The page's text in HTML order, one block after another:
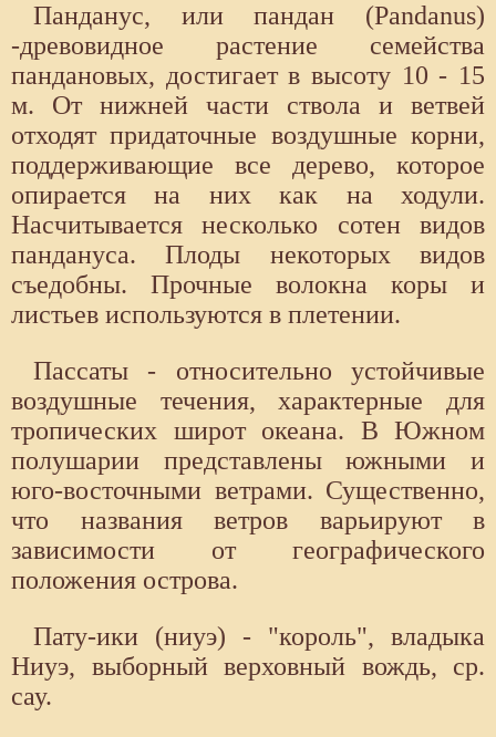
Панданус, или пандан (Pandanus)
-древовидное растение семейства
пандановых, достигает в высоту 10 - 15
м. От нижней части ствола и ветвей
отходят придаточные воздушные корни,
поддерживающие все дерево, которое
опирается на них как на ходули.
Насчитывается несколько сотен видов
пандануса. Плоды некоторых видов
съедобны. Прочные волокна коры и
листьев используются в плетении.
Пассаты - относительно устойчивые
воздушные течения, характерные для
тропических широт океана. В Южном
полушарии представлены южными и
юго-восточными ветрами. Существенно,
что названия ветров варьируют в
зависимости от географического
положения острова.
Пату-ики (ниуэ) - "король", владыка
Ниуэ, выборный верховный вождь, ср.
сау.